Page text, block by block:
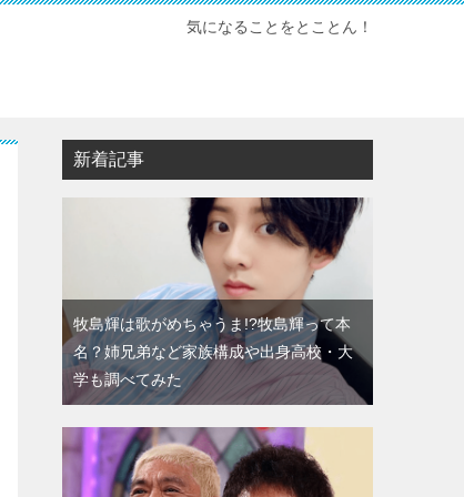
気になることをとことん！
新着記事
牧島輝は歌がめちゃうま!?牧島輝って本
名？姉兄弟など家族構成や出身高校・大
学も調べてみた